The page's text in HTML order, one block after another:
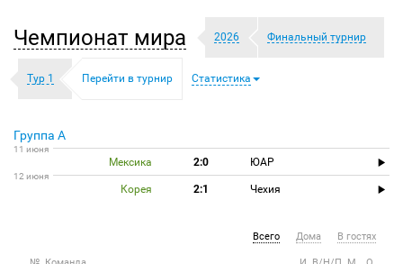
Чемпионат мира 2026 Финальный турнир
Тур 1 Перейти в турнир Статистика
Группа A
11 июня
Мексика 2:0 ЮАР
12 июня
Корея 2:1 Чехия
Всего Дома В гостях